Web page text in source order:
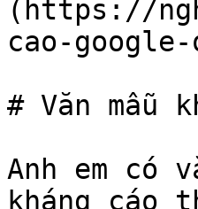
(https://
cao-
# Văn mẫu
Anh em có
kháng cáo